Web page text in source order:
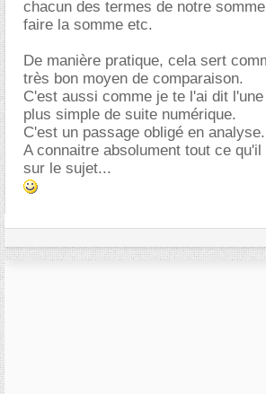
chacun des termes de notre
faire la somme etc.
De manière pratique, cela sert
très bon moyen de comparaison.
C'est aussi comme je te l'ai dit
plus simple de suite numérique.
C'est un passage obligé en analyse.
A connaitre absolument tout ce
sur le sujet...